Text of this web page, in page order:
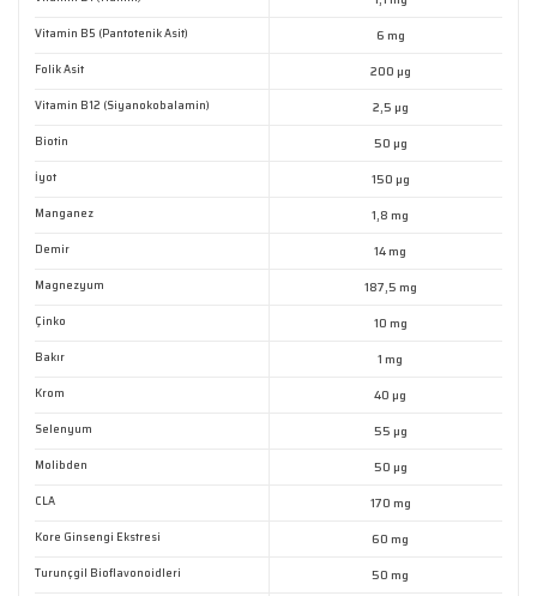
Vitamin B5 (Pantotenik Asit) 6 mg
Folik Asit 200 µg
Vitamin B12 (Siyanokobalamin) 2,5 µg
Biotin 50 µg
İyot 150 µg
Manganez 1,8 mg
Demir 14 mg
Magnezyum 187,5 mg
Çinko 10 mg
Bakır 1 mg
Krom 40 µg
Selenyum 55 µg
Molibden 50 µg
CLA 170 mg
Kore Ginsengi Ekstresi 60 mg
Turunçgil Bioflavonoidleri 50 mg